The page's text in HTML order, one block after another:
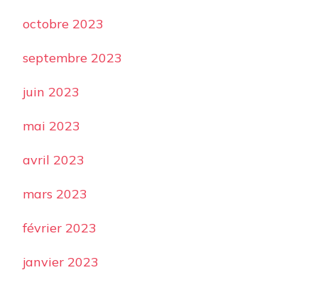
octobre 2023
septembre 2023
juin 2023
mai 2023
avril 2023
mars 2023
février 2023
janvier 2023